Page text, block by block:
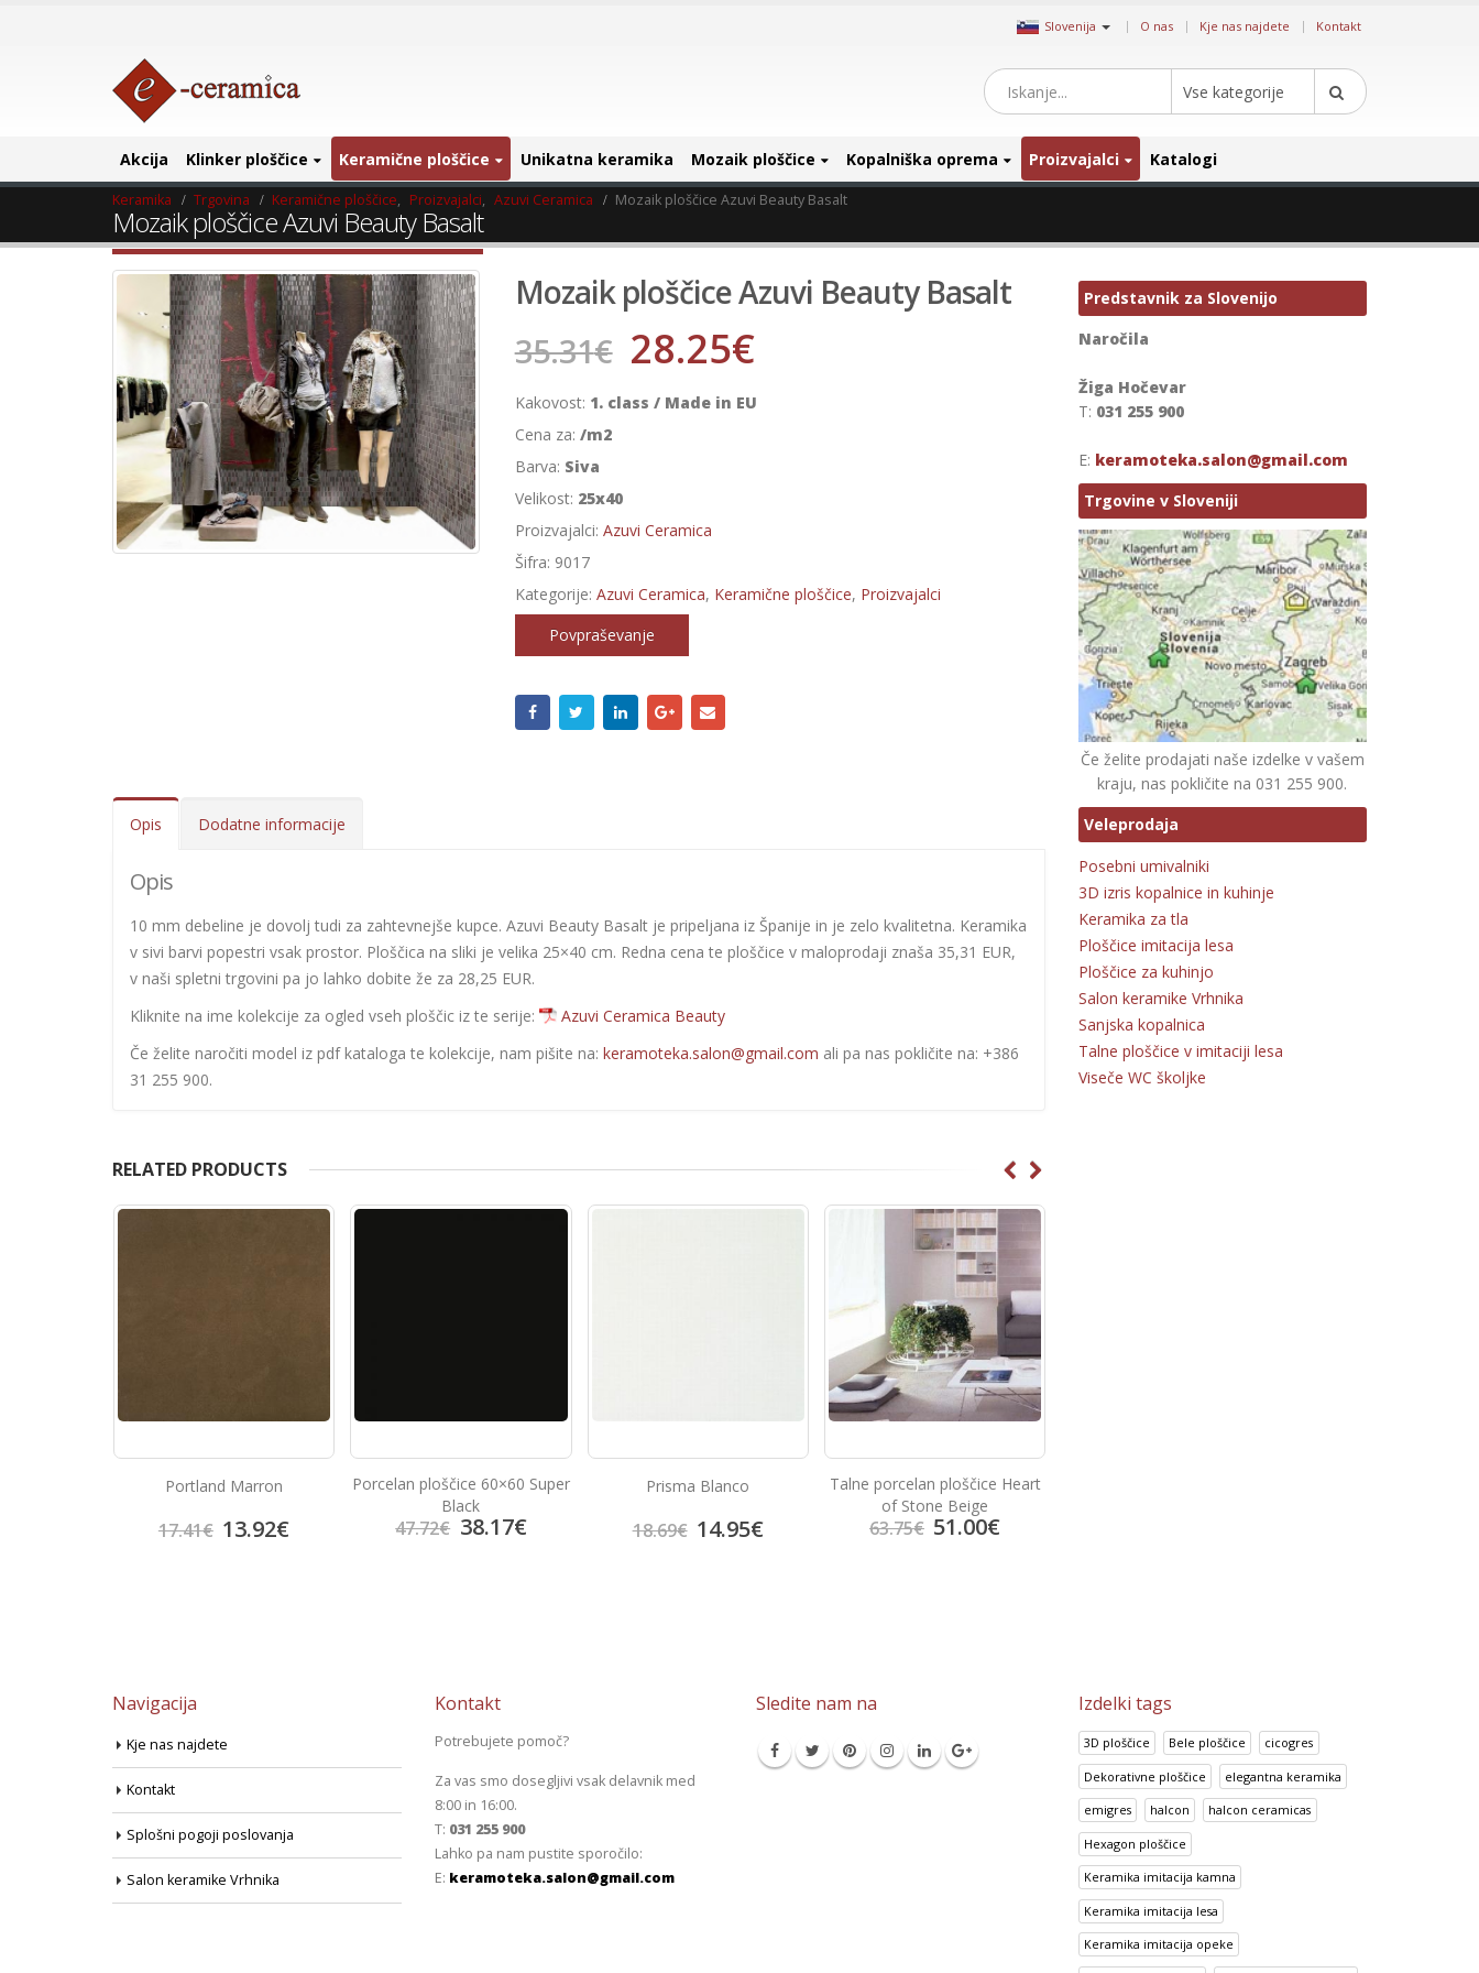
Slovenija | O nas Kje nas najdete Kontakt
Vse kategorije
Akcija Klinker ploščice Keramične ploščice Unikatna keramika Mozaik ploščice Kopalniška oprema Proizvajalci Katalogi
Keramika Trgovina Keramične ploščice, Proizvajalci, Azuvi Ceramica Mozaik ploščice Azuvi Beauty Basalt
Mozaik ploščice Azuvi Beauty Basalt
Mozaik ploščice Azuvi Beauty Basalt
35.31€ 28.25€
Kakovost: 1. class / Made in EU
Cena za: /m2
Barva: Siva
Velikost: 25x40
Proizvajalci: Azuvi Ceramica
Šifra: 9017
Kategorije: Azuvi Ceramica, Keramične ploščice, Proizvajalci
Povpraševanje
Opis Dodatne informacije
Opis
10 mm debeline je dovolj tudi za zahtevnejše kupce. Azuvi Beauty Basalt je pripeljana iz Španije in je zelo kvalitetna. Keramika
v sivi barvi popestri vsak prostor. Ploščica na sliki je velika 25×40 cm. Redna cena te ploščice v maloprodaji znaša 35,31 EUR,
v naši spletni trgovini pa jo lahko dobite že za 28,25 EUR.
Kliknite na ime kolekcije za ogled vseh ploščic iz te serije:
Azuvi Ceramica Beauty
Če želite naročiti model iz pdf kataloga te kolekcije, nam pišite na: keramoteka.salon@gmail.com ali pa nas pokličite na: +386
31 255 900.
RELATED PRODUCTS
Portland Marron
17.41€ 13.92€
Porcelan ploščice 60×60 Super
Black
47.72€ 38.17€
Prisma Blanco
18.69€ 14.95€
Talne porcelan ploščice Heart
of Stone Beige
63.75€ 51.00€
Predstavnik za Slovenijo
Naročila
Žiga Hočevar
T: 031 255 900
E: keramoteka.salon@gmail.com
Trgovine v Sloveniji
Če želite prodajati naše izdelke v vašem
kraju, nas pokličite na 031 255 900.
Veleprodaja
Posebni umivalniki
3D izris kopalnice in kuhinje
Keramika za tla
Ploščice imitacija lesa
Ploščice za kuhinjo
Salon keramike Vrhnika
Sanjska kopalnica
Talne ploščice v imitaciji lesa
Viseče WC školjke
Navigacija
Kje nas najdete
Kontakt
Splošni pogoji poslovanja
Salon keramike Vrhnika
Kontakt
Potrebujete pomoč?
Za vas smo dosegljivi vsak delavnik med
8:00 in 16:00.
T: 031 255 900
Lahko pa nam pustite sporočilo:
E: keramoteka.salon@gmail.com
Sledite nam na Izdelki tags
3D ploščice Bele ploščice cicogres
Dekorativne ploščice elegantna keramika
emigres halcon halcon ceramicas
Hexagon ploščice
Keramika imitacija kamna
Keramika imitacija lesa
Keramika imitacija opeke